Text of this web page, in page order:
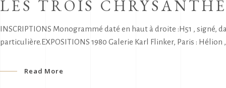
LES TROIS
INSCRIPTIONS Monogrammé daté en haut à droite :H51 ,
particulière.EXPOSITIONS 1980 Galerie Karl Flinker, Paris :
Read More